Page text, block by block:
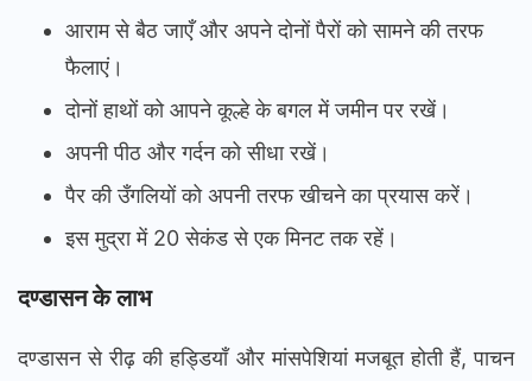
आराम से बैठ जाएँ और अपने दोनों पैरों को सामने की तरफ
फैलाएं।
दोनों हाथों को आपने कूल्हे के बगल में जमीन पर रखें।
अपनी पीठ और गर्दन को सीधा रखें।
पैर की उँगलियों को अपनी तरफ खीचने का प्रयास करें।
इस मुद्रा में 20 सेकंड से एक मिनट तक रहें।
दण्डासन के लाभ
दण्डासन से रीढ़ की हड्डियाँ और मांसपेशियां मजबूत होती हैं, पाचन